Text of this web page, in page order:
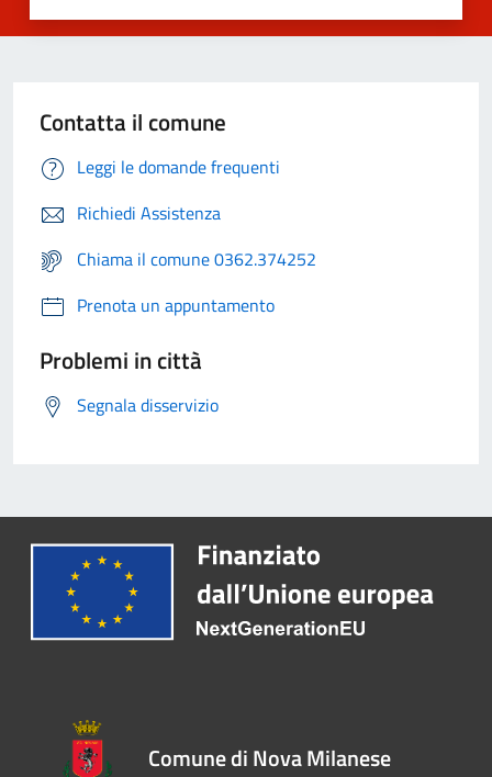
Contatta il comune
Leggi le domande frequenti
Richiedi Assistenza
Chiama il comune 0362.374252
Prenota un appuntamento
Problemi in città
Segnala disservizio
Comune di Nova Milanese